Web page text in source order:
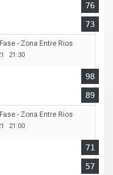
76
73
- Zona Entre Rios
21:30
98
89
- Zona Entre Rios
21:00
71
57